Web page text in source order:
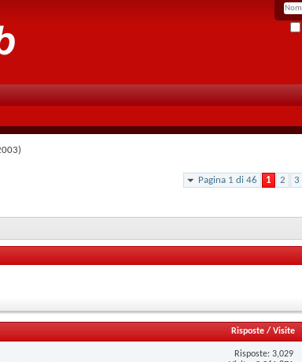
Pagina 1 di 46 1 2 3
Risposte /Visite
Risposte: 3,029